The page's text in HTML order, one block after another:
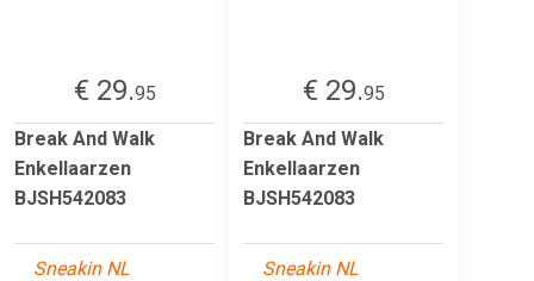
€ 29.95
Break And Walk
Enkellaarzen
BJSH542083
Sneakin NL
€ 29.95
Break And Walk
Enkellaarzen
BJSH542083
Sneakin NL